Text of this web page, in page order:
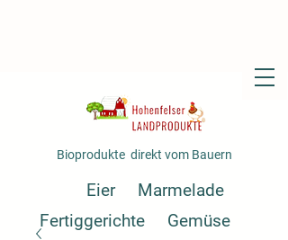
Bioprodukte direkt vom Bauern
Eier
Marmelade
Fertiggerichte
Gemüse